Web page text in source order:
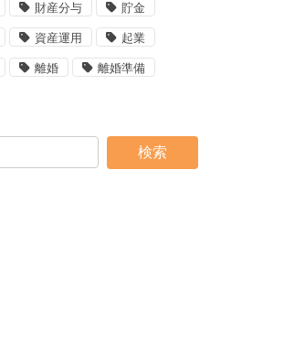
財産分与 貯金
資産運用 起業
離婚 離婚準備